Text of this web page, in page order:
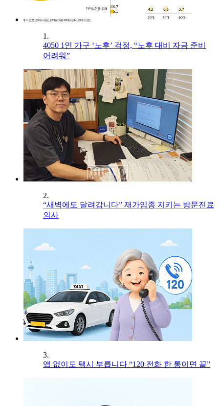
1.
4050 1인 가구 ‘노후’ 걱정, “노후 대비 자금 준비
어려워”
2.
“새벽에도 달려갑니다” 재가임종 지키는 방문진료
의사
3.
앱 없이도 택시 부릅니다 “120 전화 한 통이면 끝”